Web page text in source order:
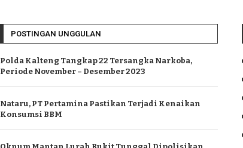
POSTINGAN UNGGULAN
Polda Kalteng Tangkap 22 Tersangka Narkoba,
Periode November – Desember 2023
Nataru, PT Pertamina Pastikan Terjadi Kenaikan
Konsumsi BBM